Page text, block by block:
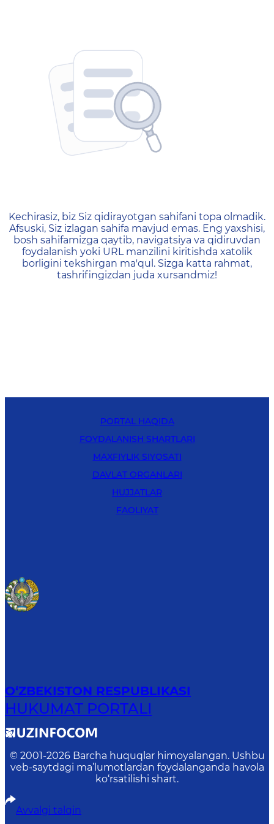
404 — Страница не
Kechirasiz, biz Siz qidirayotgan sahifani topa olmadik.
Afsuski, Siz izlagan sahifa mavjud emas. Eng yaxshisi,
bosh sahifamizga qaytib, navigatsiya va qidiruvdan
foydalanish yoki URL manzilini kiritishda xatolik
borligini tekshirgan ma'qul. Sizga katta rahmat,
tashrifingizdan juda xursandmiz!
PORTAL HAQIDA
FOYDALANISH SHARTLARI
MAXFIYLIK SIYOSATI
DAVLAT ORGANLARI
HUJJATLAR
FAOLIYAT
O‘ZBEKISTON RESPUBLIKASI
HUKUMAT PORTALI
© 2001-2026 Barcha huquqlar himoyalangan. Ushbu
veb-saytdagi ma’lumotlardan foydalanganda havola
ko‘rsatilishi shart.
Avvalgi talqin